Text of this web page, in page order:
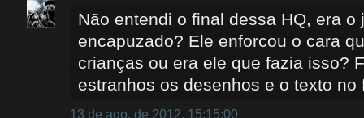
Não entendi o final dessa HQ, era o
encapuzado? Ele enforcou o cara
crianças ou era ele que fazia isso?
estranhos os desenhos e o texto no
13 de ago. de 2012, 15:15:00